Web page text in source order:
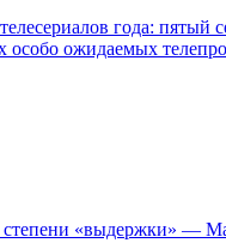
года:
ожидаемых
«выдержки» —